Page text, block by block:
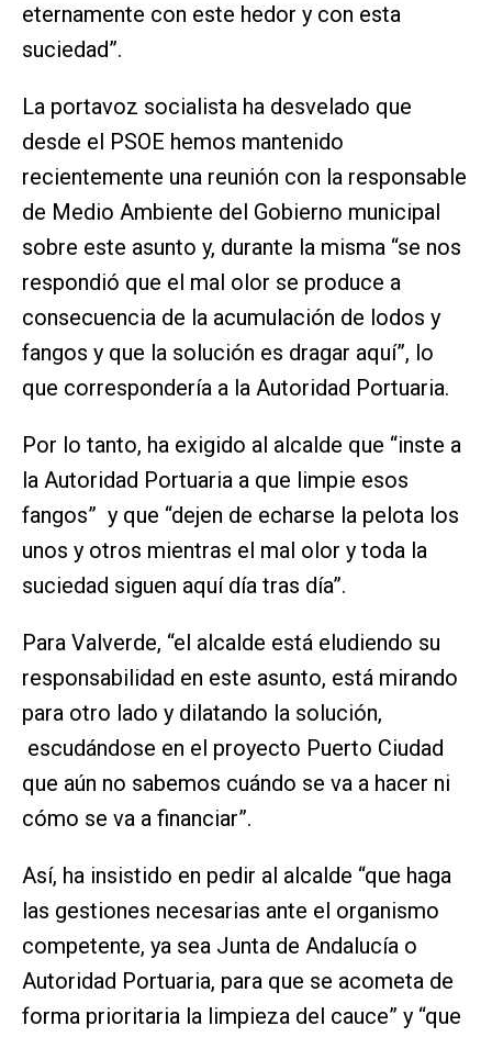
eternamente con este hedor y con esta
suciedad”.
La portavoz socialista ha desvelado que
desde el PSOE hemos mantenido
recientemente una reunión con la responsable
de Medio Ambiente del Gobierno municipal
sobre este asunto y, durante la misma “se nos
respondió que el mal olor se produce a
consecuencia de la acumulación de lodos y
fangos y que la solución es dragar aquí”, lo
que correspondería a la Autoridad Portuaria.
Por lo tanto, ha exigido al alcalde que “inste a
la Autoridad Portuaria a que limpie esos
fangos” y que “dejen de echarse la pelota los
unos y otros mientras el mal olor y toda la
suciedad siguen aquí día tras día”.
Para Valverde, “el alcalde está eludiendo su
responsabilidad en este asunto, está mirando
para otro lado y dilatando la solución,
escudándose en el proyecto Puerto Ciudad
que aún no sabemos cuándo se va a hacer ni
cómo se va a financiar”.
Así, ha insistido en pedir al alcalde “que haga
las gestiones necesarias ante el organismo
competente, ya sea Junta de Andalucía o
Autoridad Portuaria, para que se acometa de
forma prioritaria la limpieza del cauce” y “que